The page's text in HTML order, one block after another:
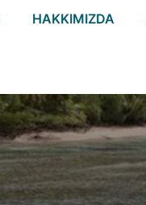
HAKKIMIZDA